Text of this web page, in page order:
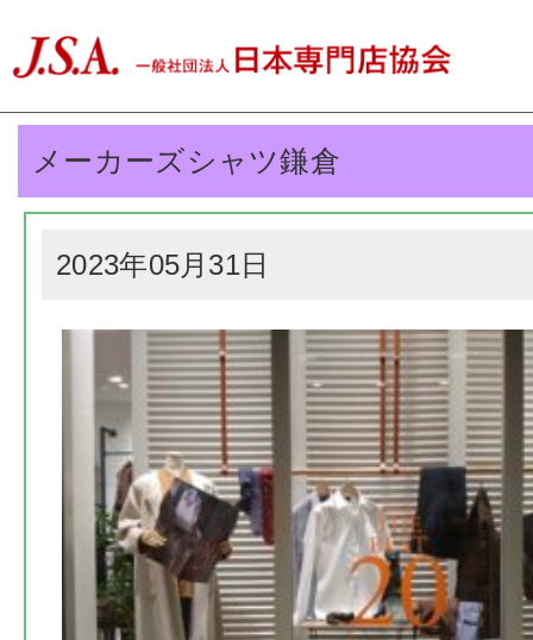
メーカーズシャツ鎌倉
2023年05月31日